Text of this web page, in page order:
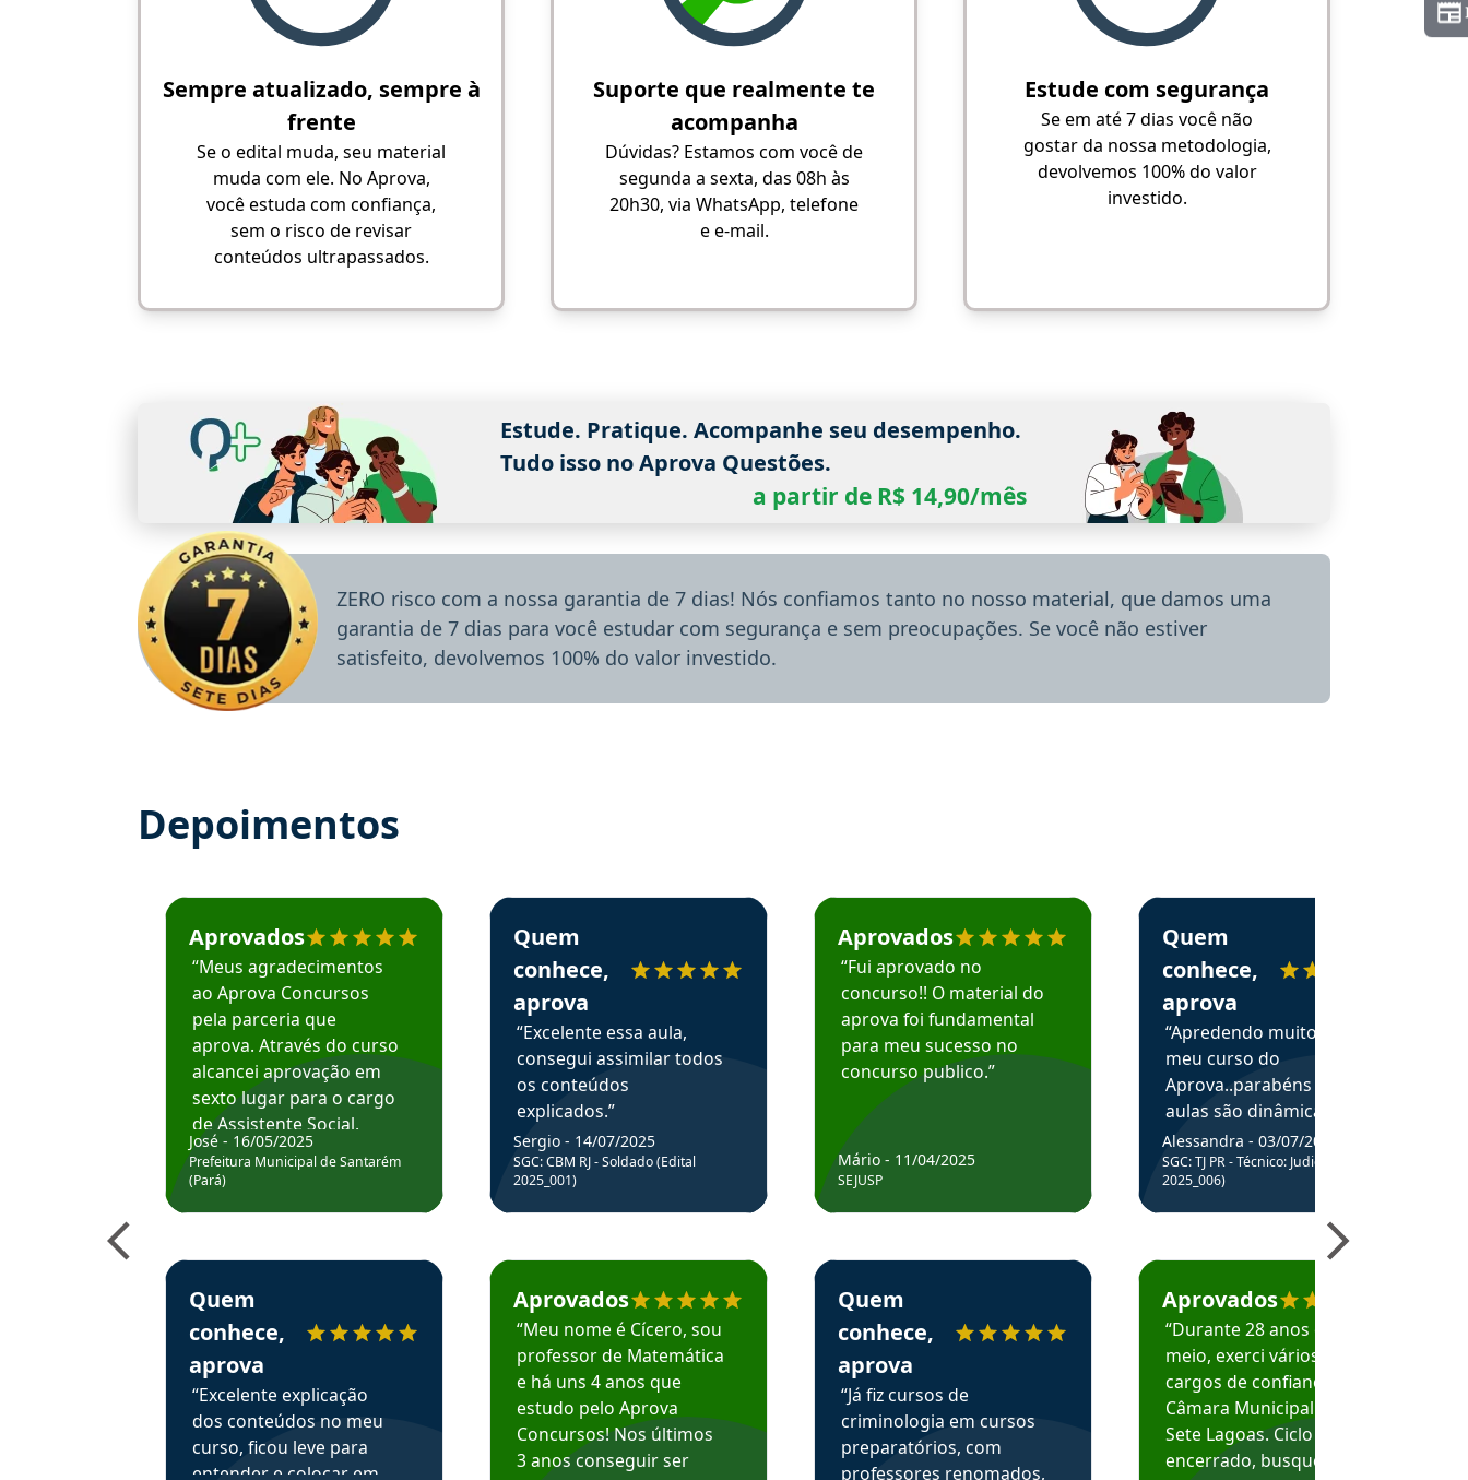
Sempre atualizado, sempre à
frente
Se o edital muda, seu material
muda com ele. No Aprova,
você estuda com confiança,
sem o risco de revisar
conteúdos ultrapassados.
Suporte que realmente te
acompanha
Dúvidas? Estamos com você de
segunda a sexta, das 08h às
20h30, via WhatsApp, telefone
e e-mail.
Estude com segurança
Se em até 7 dias você não
gostar da nossa metodologia,
devolvemos 100% do valor
investido.
Estude. Pratique. Acompanhe seu desempenho.
Tudo isso no Aprova Questões.
a partir de R$ 14,90/mês
ZERO risco com a nossa garantia de 7 dias! Nós confiamos tanto no nosso material, que damos uma
garantia de 7 dias para você estudar com segurança e sem preocupações. Se você não estiver
satisfeito, devolvemos 100% do valor investido.
Depoimentos
Estudante José recomenda o Aprova Concursos em depoimento
Aprovados
“Meus agradecimentos
ao Aprova Concursos
pela parceria que
aprova. Através do curso
alcancei aprovação em
sexto lugar para o cargo
de Assistente Social.
Hoje estou atuando na
Prefeitura de Santarém.
José - 16/05/2025
Prefeitura Municipal de Santarém
(Pará)
Estudante Elais recomenda o Aprova Concursos em depoimento
Quem
conhece,
aprova
“Excelente explicação
dos conteúdos no meu
curso, ficou leve para
entender e colocar em
Estudante Sergio recomenda o Aprova Concursos em depoimento
Quem
conhece,
aprova
“Excelente essa aula,
consegui assimilar todos
os conteúdos
explicados.”
Sergio - 14/07/2025
SGC: CBM RJ - Soldado (Edital
2025_001)
Estudante Cicero recomenda o Aprova Concursos em depoimento
Aprovados
“Meu nome é Cícero, sou
professor de Matemática
e há uns 4 anos que
estudo pelo Aprova
Concursos! Nos últimos
3 anos conseguir ser
Estudante Mário recomenda o Aprova Concursos em depoimento
Aprovados
“Fui aprovado no
concurso!! O material do
aprova foi fundamental
para meu sucesso no
concurso publico.”
Mário - 11/04/2025
SEJUSP
Estudante Henrique recomenda o Aprova Concursos em depoimento
Quem
conhece,
aprova
“Já fiz cursos de
criminologia em cursos
preparatórios, com
professores renomados,
Estudante Alessandra recomenda o Aprova
Quem
conhece,
aprova
“Apredendo muito no
meu curso do
Aprova..parabéns pelas
aulas são dinâmicas e
me ajudam a entender
melhor os assuntos.”
Alessandra - 03/07/2025
SGC: TJ PR - Técnico: Judiciário (Edital
2025_006)
Estudante Caio recomenda o Aprova
Aprovados
“Durante 28 anos e
meio, exerci vários
cargos de confiança na
Câmara Municipal de
Sete Lagoas. Ciclo
encerrado, busquei